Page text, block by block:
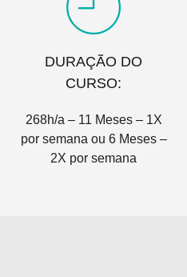
DURAÇÃO DO
CURSO:
268h/a – 11 Meses – 1X
por semana ou 6 Meses –
2X por semana